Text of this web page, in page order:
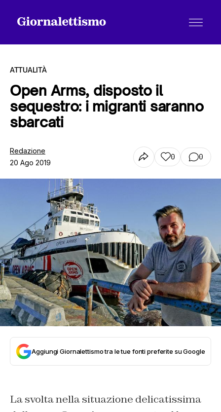
Tutti gli articoli
Chi siamo
ATTUALITÀ
Open Arms, disposto il
sequestro: i migranti saranno
sbarcati
Redazione
20 Ago 2019
0 0
Aggiungi Giornalettismo tra le tue fonti preferite su Google
La svolta nella situazione delicatissima